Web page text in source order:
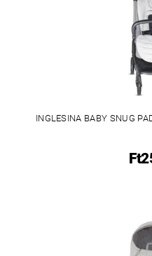
INGLESINA BABY SNUG